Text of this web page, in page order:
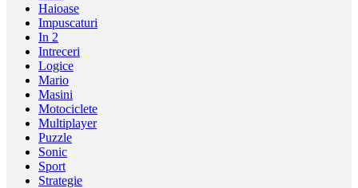
Haioase
Impuscaturi
In 2
Intreceri
Logice
Mario
Masini
Motociclete
Multiplayer
Puzzle
Sonic
Sport
Strategie